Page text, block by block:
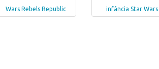
Wars Rebels Republic
infância Star Wars